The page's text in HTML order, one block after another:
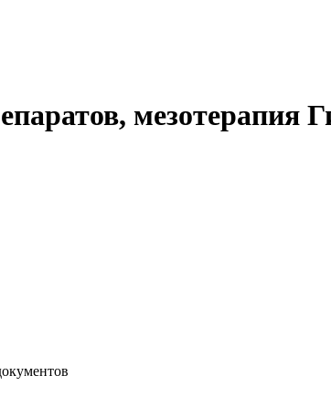
мезотерапия